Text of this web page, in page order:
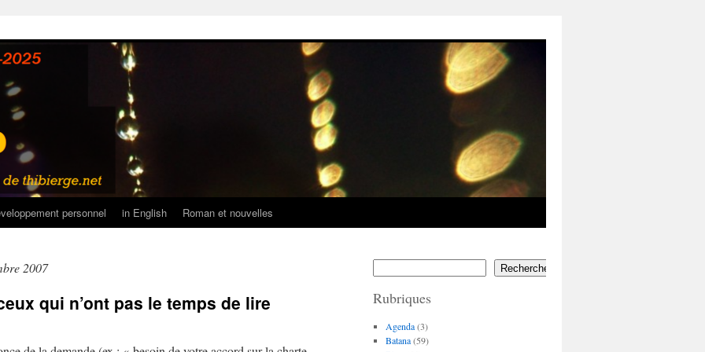
personnel in English Roman et nouvelles
2007
qui n’ont pas le temps de lire
Rechercher
Rubriques
Agenda(3)
Batana(59)